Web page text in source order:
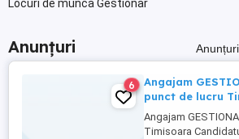
Locuri de munca Gestionar
Anunțuri
6
Angajam
punct de lucru
Angajam
Timisoara